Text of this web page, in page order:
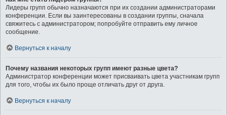
Лидеры групп обычно назначаются при их создании администраторами
конференции. Если вы заинтересованы в создании группы, сначала
свяжитесь с администратором; попробуйте отправить ему личное
сообщение.
Вернуться к началу
Почему названия некоторых групп имеют разные цвета?
Администратор конференции может присваивать цвета участникам групп
для того, чтобы их было проще отличать друг от друга.
Вернуться к началу